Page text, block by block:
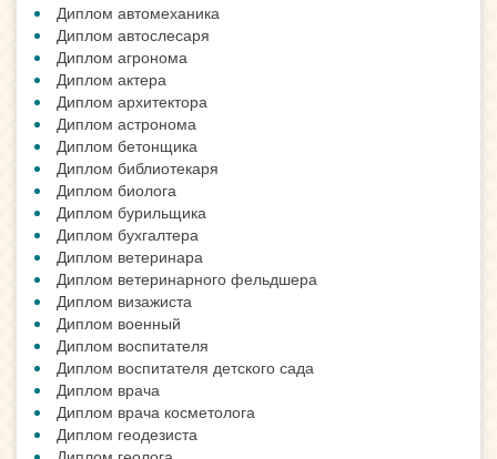
Диплом автомеханика
Диплом автослесаря
Диплом агронома
Диплом актера
Диплом архитектора
Диплом астронома
Диплом бетонщика
Диплом библиотекаря
Диплом биолога
Диплом бурильщика
Диплом бухгалтера
Диплом ветеринара
Диплом ветеринарного фельдшера
Диплом визажиста
Диплом военный
Диплом воспитателя
Диплом воспитателя детского сада
Диплом врача
Диплом врача косметолога
Диплом геодезиста